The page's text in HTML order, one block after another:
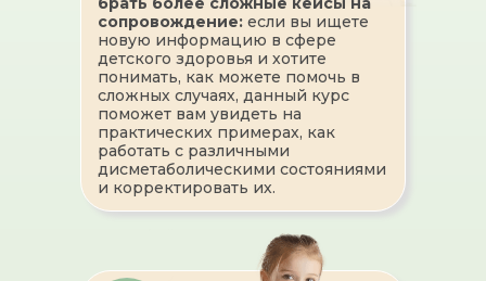
сопровождение: если вы ищете
новую информацию в сфере
детского здоровья и хотите
понимать, как можете помочь в
сложных случаях, данный курс
поможет вам увидеть на
практических примерах, как
работать с различными
дисметаболическими состояниями
и корректировать их.